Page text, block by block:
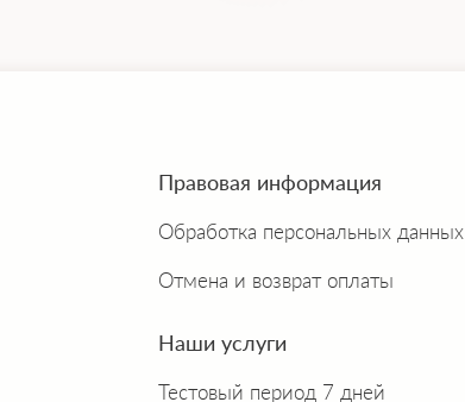
Правовая информация
Обработка персональных данных
Отмена и возврат оплаты
Наши услуги
Тестовый период 7 дней